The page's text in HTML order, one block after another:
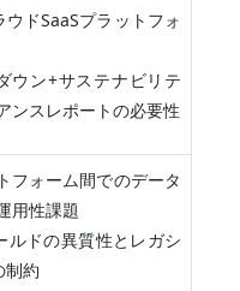
ドSaaSプラットフォ
ウン+サステナビリテ
ンスレポートの必要性
フォーム間でのデータ
用性課題
ルドの異質性とレガシ
制約